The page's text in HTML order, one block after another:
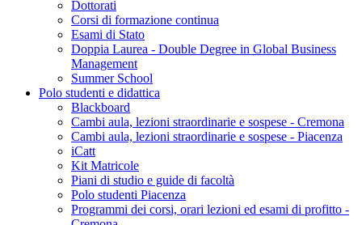
Dottorati
Corsi di formazione continua
Esami di Stato
Doppia Laurea - Double Degree in Global Business
Management
Summer School
Polo studenti e didattica
Blackboard
Cambi aula, lezioni straordinarie e sospese - Cremona
Cambi aula, lezioni straordinarie e sospese - Piacenza
iCatt
Kit Matricole
Piani di studio e guide di facoltà
Polo studenti Piacenza
Programmi dei corsi, orari lezioni ed esami di profitto -